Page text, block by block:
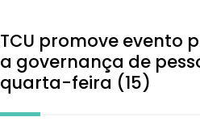
TCU promove evento
a governança de
quarta-feira (15)